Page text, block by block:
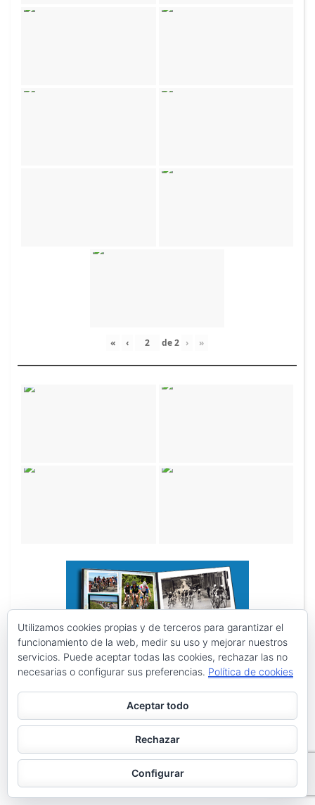
« ‹ de2 › »
Utilizamos cookies propias y de terceros para garantizar el
funcionamiento de la web, medir su uso y mejorar nuestros
servicios. Puede aceptar todas las cookies, rechazar las no
necesarias o configurar sus preferencias. Política de cookies
Aceptar todo
Rechazar
Configurar